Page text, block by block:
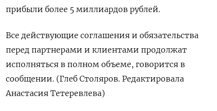
прибыли более 5 миллиардов рублей.
Все действующие соглашения и обязательства
перед партнерами и клиентами продолжат
исполняться в полном объеме, говорится в
сообщении. (Глеб Столяров. Редактировала
Анастасия Тетеревлева)